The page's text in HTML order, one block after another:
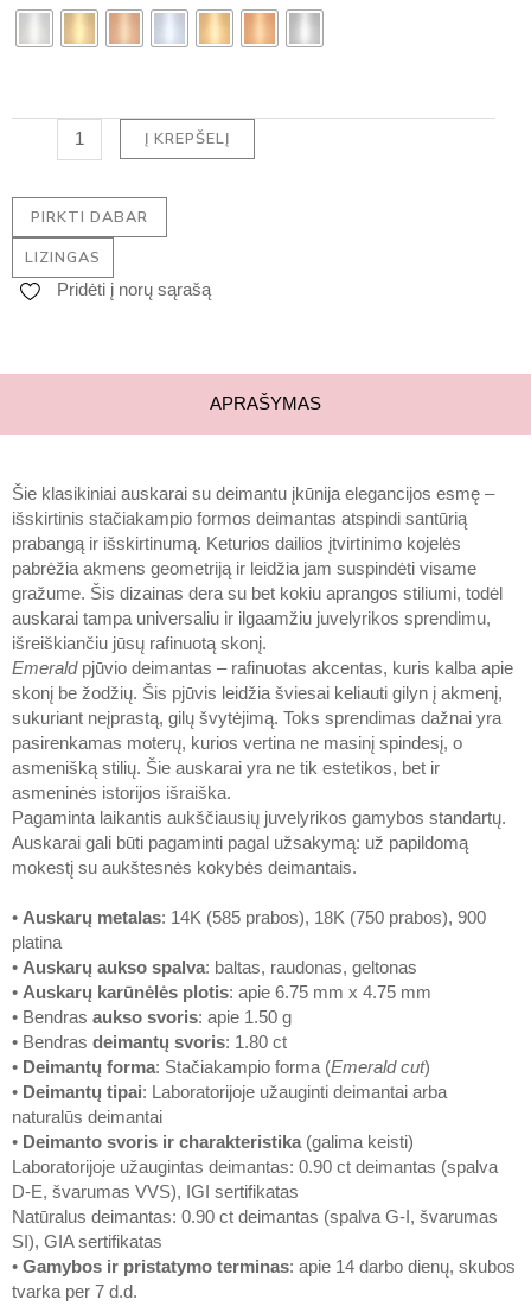
Į KREPŠELĮ
PIRKTI DABAR
LIZINGAS
Pridėti į norų sąrašą
APRAŠYMAS
Šie klasikiniai auskarai su deimantu įkūnija elegancijos esmę –
išskirtinis stačiakampio formos deimantas atspindi santūrią
prabangą ir išskirtinumą. Keturios dailios įtvirtinimo kojelės
pabrėžia akmens geometriją ir leidžia jam suspindėti visame
gražume. Šis dizainas dera su bet kokiu aprangos stiliumi, todėl
auskarai tampa universaliu ir ilgaamžiu juvelyrikos sprendimu,
išreiškiančiu jūsų rafinuotą skonį.
Emeraldpjūvio deimantas – rafinuotas akcentas, kuris kalba apie
skonį be žodžių. Šis pjūvis leidžia šviesai keliauti gilyn į akmenį,
sukuriant neįprastą, gilų švytėjimą. Toks sprendimas dažnai yra
pasirenkamas moterų, kurios vertina ne masinį spindesį, o
asmenišką stilių. Šie auskarai yra ne tik estetikos, bet ir
asmeninės istorijos išraiška.
Pagaminta laikantis aukščiausių juvelyrikos gamybos standartų.
Auskarai gali būti pagaminti pagal užsakymą: už papildomą
mokestį su aukštesnės kokybės deimantais.
• Auskarų metalas: 14K (585 prabos), 18K (750 prabos), 900
platina
• Auskarų aukso spalva: baltas, raudonas, geltonas
• Auskarų karūnėlės plotis: apie 6.75 mm x 4.75 mm
• Bendras aukso svoris: apie 1.50 g
• Bendras deimantų svoris: 1.80 ct
• Deimantų forma: Stačiakampio forma (Emerald cut)
• Deimantų tipai: Laboratorijoje užauginti deimantai arba
naturalūs deimantai
• Deimanto svoris ir charakteristika (galima keisti)
Laboratorijoje užaugintas deimantas: 0.90 ct deimantas (spalva
D-E, švarumas VVS), IGI sertifikatas
Natūralus deimantas: 0.90 ct deimantas (spalva G-I, švarumas
SI), GIA sertifikatas
• Gamybos ir pristatymo terminas: apie 14 darbo dienų, skubos
tvarka per 7 d.d.